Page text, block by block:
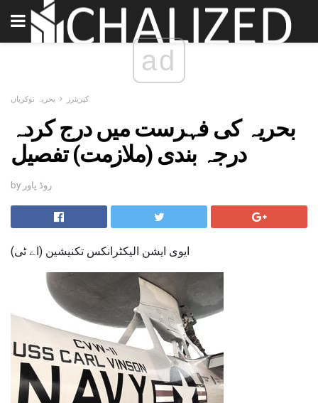
ad
کیریئرز بحریہ نوکریاں
بحریہ کی فہرست میں درج کردہ
درجہ بندی (ملازمت) تفصیل
by روڈ پاور
ایوی ایشن الیکٹرانکس تکنیشین (اے ٹی)